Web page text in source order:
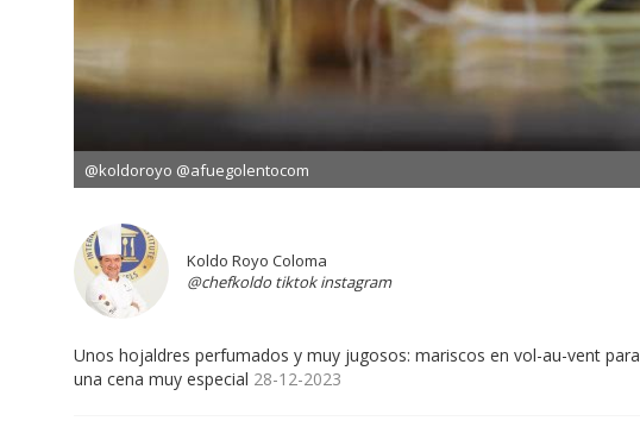
@koldoroyo @afuegolentocom
Koldo Royo Coloma
@chefkoldo tiktok instagram
Unos hojaldres perfumados y muy jugosos: mariscos en vol-au-vent para
una cena muy especial 28-12-2023